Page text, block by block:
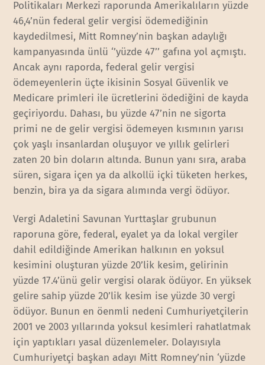
Politikaları Merkezi raporunda Amerikalıların yüzde
46,4’nün federal gelir vergisi ödemediğinin
kaydedilmesi, Mitt Romney’nin başkan adaylığı
kampanyasında ünlü ‘’yüzde 47’’ gafına yol açmıştı.
Ancak aynı raporda, federal gelir vergisi
ödemeyenlerin üçte ikisinin Sosyal Güvenlik ve
Medicare primleri ile ücretlerini ödediğini de kayda
geçiriyordu. Dahası, bu yüzde 47’nin ne sigorta
primi ne de gelir vergisi ödemeyen kısmının yarısı
çok yaşlı insanlardan oluşuyor ve yıllık gelirleri
zaten 20 bin doların altında. Bunun yanı sıra, araba
süren, sigara içen ya da alkollü içki tüketen herkes,
benzin, bira ya da sigara alımında vergi ödüyor.
Vergi Adaletini Savunan Yurttaşlar grubunun
raporuna göre, federal, eyalet ya da lokal vergiler
dahil edildiğinde Amerikan halkının en yoksul
kesimini oluşturan yüzde 20’lik kesim, gelirinin
yüzde 17.4’ünü gelir vergisi olarak ödüyor. En yüksek
gelire sahip yüzde 20’lik kesim ise yüzde 30 vergi
ödüyor. Bunun en öenmli nedeni Cumhuriyetçilerin
2001 ve 2003 yıllarında yoksul kesimleri rahatlatmak
için yaptıkları yasal düzenlemeler. Dolayısıyla
Cumhuriyetçi başkan adayı Mitt Romney’nin ‘yüzde